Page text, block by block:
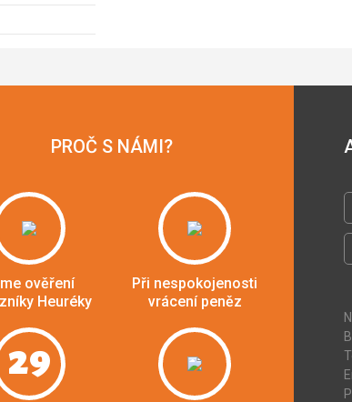
PROČ S NÁMI?
ověření
Heuréky
Při nespokojenosti
vrácení peněz
29